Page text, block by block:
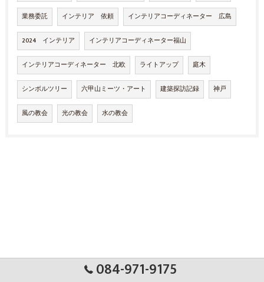
業務委託 インテリア 依頼 インテリアコーディネーター 広島
2024 インテリア インテリアコーディネーター福山
インテリアコーディネーター 北欧 ライトアップ 庭木
シンボルツリー 六甲山ミーツ・アート 建築探訪記録 神戸
風の教会 光の教会 水の教会
084-971-9175